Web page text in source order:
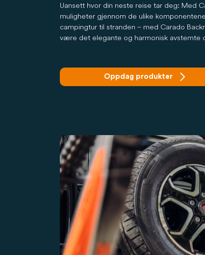
Uansett hvor din neste reise tar deg: Med
muligheter gjennom de ulike
campingtur til stranden – med Carado
være det elegante og harmonisk avstemte
Oppdag produkter